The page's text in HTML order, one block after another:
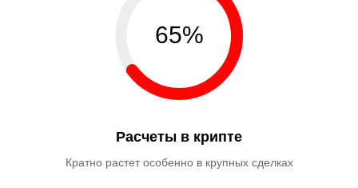
65%
Расчеты в крипте
Кратно растет особенно в крупных сделках